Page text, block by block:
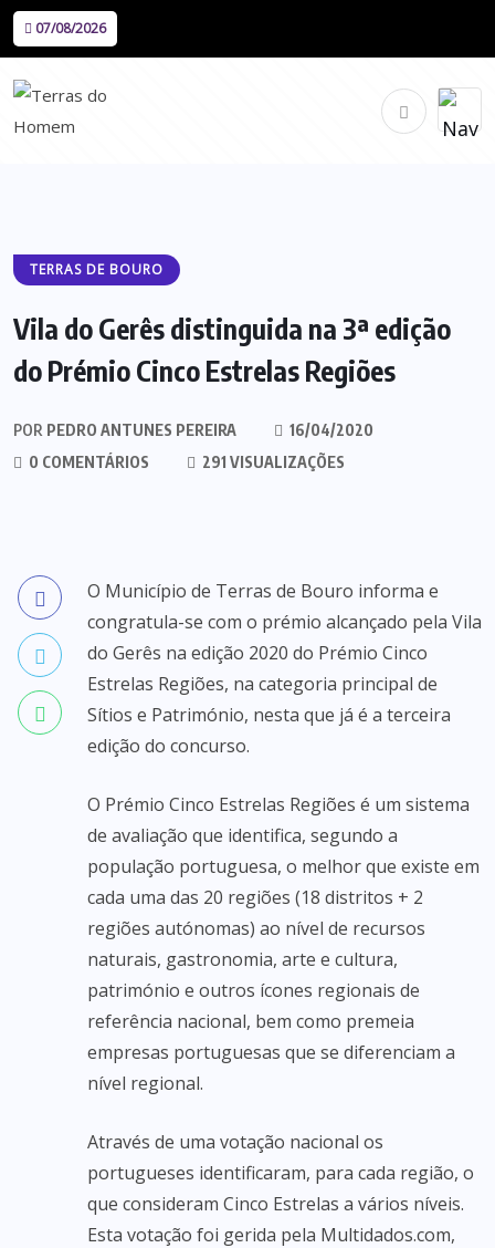
07/08/2026
TERRAS DE BOURO
Vila do Gerês distinguida na 3ª edição
do Prémio Cinco Estrelas Regiões
POR PEDRO ANTUNES PEREIRA
16/04/2020
0 COMENTÁRIOS
291 VISUALIZAÇÕES
O Município de Terras de Bouro informa e
congratula-se com o prémio alcançado pela Vila
do Gerês na edição 2020 do Prémio Cinco
Estrelas Regiões, na categoria principal de
Sítios e Património, nesta que já é a terceira
edição do concurso.
O Prémio Cinco Estrelas Regiões é um sistema
de avaliação que identifica, segundo a
população portuguesa, o melhor que existe em
cada uma das 20 regiões (18 distritos + 2
regiões autónomas) ao nível de recursos
naturais, gastronomia, arte e cultura,
património e outros ícones regionais de
referência nacional, bem como premeia
empresas portuguesas que se diferenciam a
nível regional.
Através de uma votação nacional os
portugueses identificaram, para cada região, o
que consideram Cinco Estrelas a vários níveis.
Esta votação foi gerida pela Multidados.com,